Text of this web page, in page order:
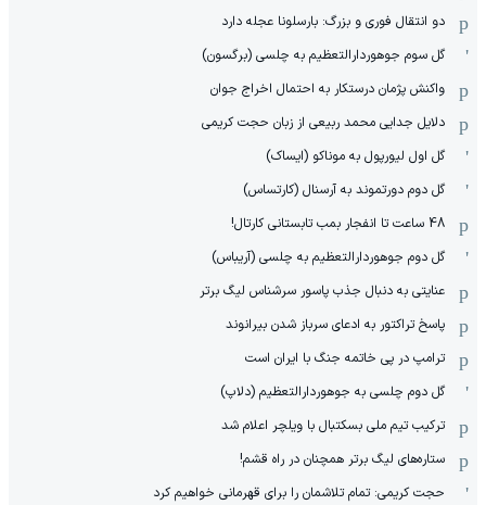
دو انتقال فوری و بزرگ: بارسلونا عجله دارد
گل سوم جوهوردارالتعظیم به چلسی (برگسون)
واکنش پژمان درستکار به احتمال اخراج جوان
دلایل جدایی محمد ربیعی از زبان حجت کریمی
گل اول لیورپول به موناکو (ایساک)
گل دوم دورتموند به آرسنال (کارتساس)
48 ساعت تا انفجار بمب تابستانی کارتال!
گل دوم جوهوردارالتعظیم به چلسی (آریباس)
عنایتی به دنبال جذب پاسور سرشناس لیگ برتر
پاسخ تراکتور به ادعای سرباز شدن بیرانوند
ترامپ در پی خاتمه جنگ با ایران است
گل دوم چلسی به جوهوردارالتعظیم (دلاپ)
ترکیب تیم ملی بسکتبال با ویلچر اعلام شد
ستاره‌های لیگ برتر همچنان در راه قشم!
حجت کریمی: تمام تلاشمان را برای قهرمانی خواهیم کرد